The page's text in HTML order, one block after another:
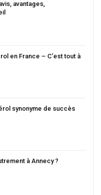
avantages,
en France – C’est tout à
synonyme de succès
à Annecy ?